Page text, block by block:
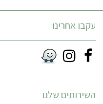
עקבו אחרינו
השירותים שלנו